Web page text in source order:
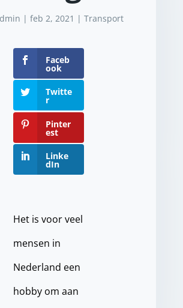
|feb 2, 2021 |Transport
Faceb
ook
Twitte
r
Pinter
est
Linke
dIn
Het is voor veel
mensen in
Nederland een
hobby om aan